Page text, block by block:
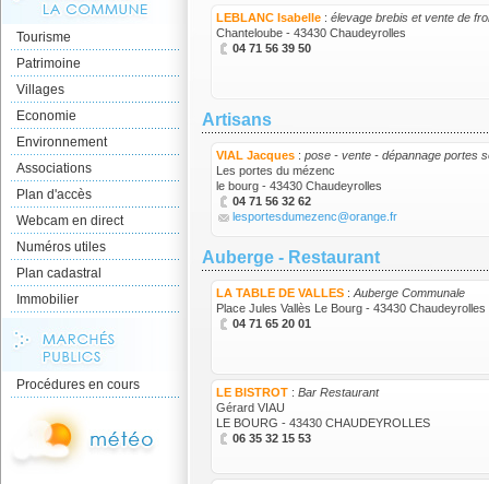
Tourisme
Patrimoine
Villages
Economie
Environnement
Associations
Plan d'accès
Webcam en direct
Numéros utiles
Plan cadastral
Immobilier
Procédures en cours
LEBLANC Isabelle: élevage brebis et vente de
Chanteloube - 43430 Chaudeyrolles
04 71 56 39 50
Artisans
VIAL Jacques: pose - vente - dépannage portes
Les portes du mézenc
le bourg - 43430 Chaudeyrolles
04 71 56 32 62
lesportesdumezenc@orange.fr
Auberge - Restaurant
LA TABLE DE VALLES: Auberge Communale
Place Jules Vallès Le Bourg - 43430 Chaudeyrolles
04 71 65 20 01
LE BISTROT: Bar Restaurant
Gérard VIAU
LE BOURG - 43430 CHAUDEYROLLES
06 35 32 15 53